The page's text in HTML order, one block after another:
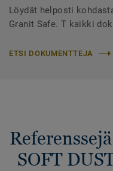
Löydät helposti
Granit Safe. T kaikki
ETSI DOKUMENTTEJA
SOFT